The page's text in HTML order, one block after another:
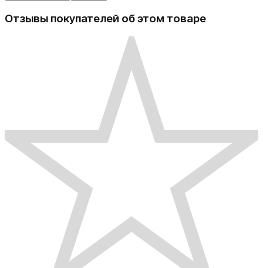
Отзывы покупателей об этом товаре